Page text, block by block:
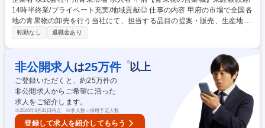
14時半終業/プライベート充実/地域貢献◎ 仕事の内容 甲府の市場で全国各
地の青果物の卸売を行う当社にて、担当する品目の提案・販売、生産地か
らの仕入れ、受注管理、配送などの営業業務全般をお任せ。山梨のおいし
客への商品紹介や値付け、相対営業（価格交渉・年間契約商談）。電話で
の受注対応や仕入れ先への発注・生産状況確認。■野菜部または果実部の
担当制で、専門知識を深められます。■社有車（ハイエース等）での集荷
や、フォークリフトを用いた荷積み・荷下ろしも付随します。※フォーク
リフト免許は入社後取得可能です。 【業務の変更の範囲】当社の指定する
業務 募集職種 甲府【青果物の営業職】未経験歓迎/14時半終業/プライベー
ト充実/地域貢献◎
転勤なし 退職金あり
非公開求人 は25万件 ※以上
ご登録いただくと、約25万件の
非公開求人からご希望に沿った
求人をご紹介します。
※2026年3月31日時点 ※求人数＝採用予定人数
登録して求人を紹介してもらう